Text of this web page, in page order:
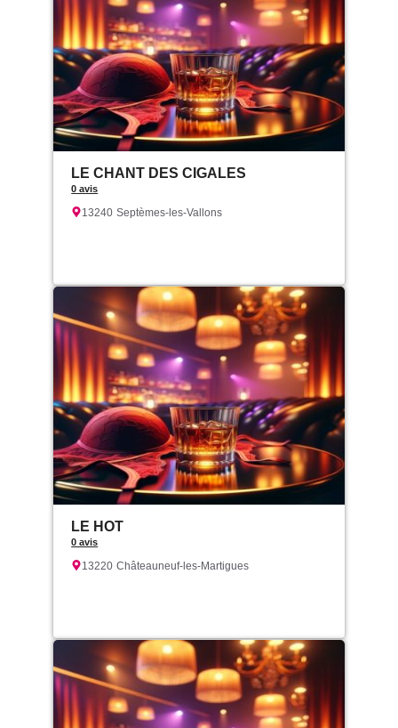
LE CHANT DES CIGALES
0 avis
13240 Septèmes-les-Vallons
LE HOT
0 avis
13220 Châteauneuf-les-Martigues